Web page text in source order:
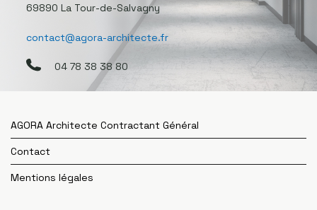
69890 La Tour-de-Salvagny
contact@agora-architecte.fr
04 78 38 38 80
AGORA Architecte Contractant Général
Contact
Mentions légales